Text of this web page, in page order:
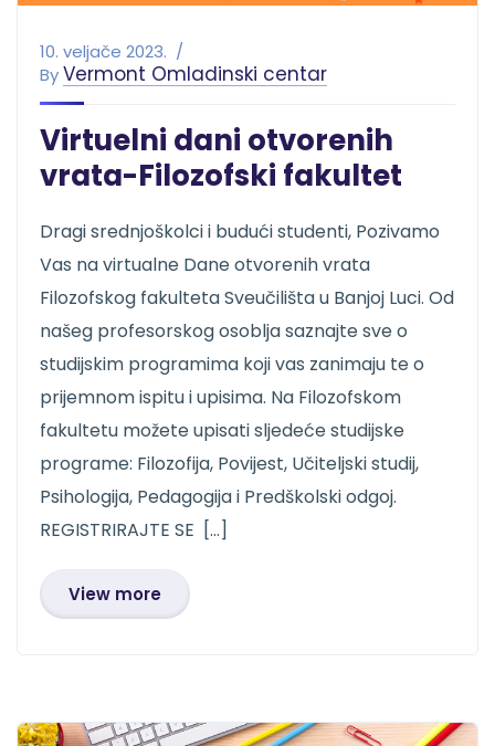
10. veljače 2023.
ByVermont Omladinski centar
Virtuelni dani otvorenih
vrata-Filozofski fakultet
Dragi srednjoškolci i budući studenti, Pozivamo
Vas na virtualne Dane otvorenih vrata
Filozofskog fakulteta Sveučilišta u Banjoj Luci. Od
našeg profesorskog osoblja saznajte sve o
studijskim programima koji vas zanimaju te o
prijemnom ispitu i upisima. Na Filozofskom
fakultetu možete upisati sljedeće studijske
programe: Filozofija, Povijest, Učiteljski studij,
Psihologija, Pedagogija i Predškolski odgoj.
REGISTRIRAJTE SE […]
View more